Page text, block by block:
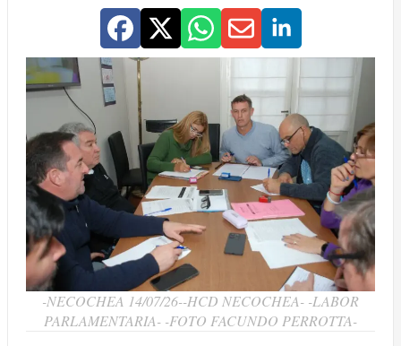
-NECOCHEA 14/07/26--HCD NECOCHEA- -LABOR
PARLAMENTARIA- -FOTO FACUNDO PERROTTA-